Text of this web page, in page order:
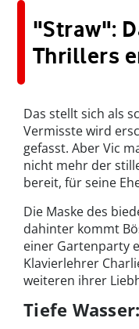
"Straw":
Thrillers
Das stellt sich als
Vermisste wird
gefasst. Aber Vic
nicht mehr der
bereit, für seine
Die Maske des
dahinter kommt
einer Gartenparty
Klavierlehrer
weiteren ihrer
Tiefe